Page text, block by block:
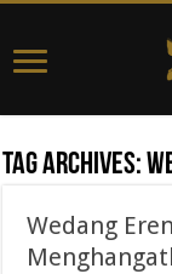
Tag Archives:
Wedang